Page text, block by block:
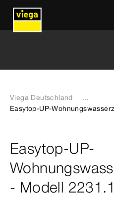
Viega Deutschland
...
Easytop-UP-
Easytop-UP-
- Modell